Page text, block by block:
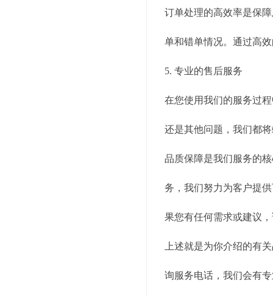
订单处理的高效率是保
单和错单情况。通过高
5. 专业的售后服务
在您使用我们的服务过
还是其他问题，我们都
品质保障是我们服务的
务，我们努力为客户提
果您有任何需求或建议
上述就是为你介绍的有
询服务电话，我们会有